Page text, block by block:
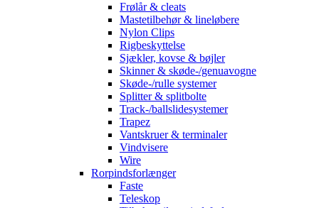
Frølår & cleats
Mastetilbehør & lineløbere
Nylon Clips
Rigbeskyttelse
Sjækler, kovse & bøjler
Skinner & skøde-/genuavogne
Skøde-/rulle systemer
Splitter & splitbolte
Track-/ballslidesystemer
Trapez
Vantskruer & terminaler
Vindvisere
Wire
Rorpindsforlænger
Faste
Teleskop